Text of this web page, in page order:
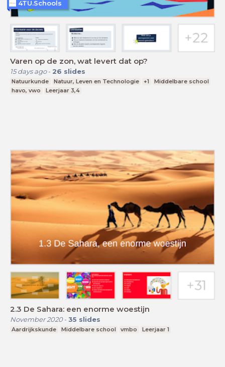
Varen op de zon, wat levert dat op?
15 days ago- 26 slides
Natuurkunde Natuur, Leven en Technologie +1
Middelbare school
havo, vwo
Leerjaar 3,4
4TU.Schools
2.3 De Sahara: een enorme woestijn
November 2020- 35 slides
Aardrijkskunde Middelbare school vmbo Leerjaar 1